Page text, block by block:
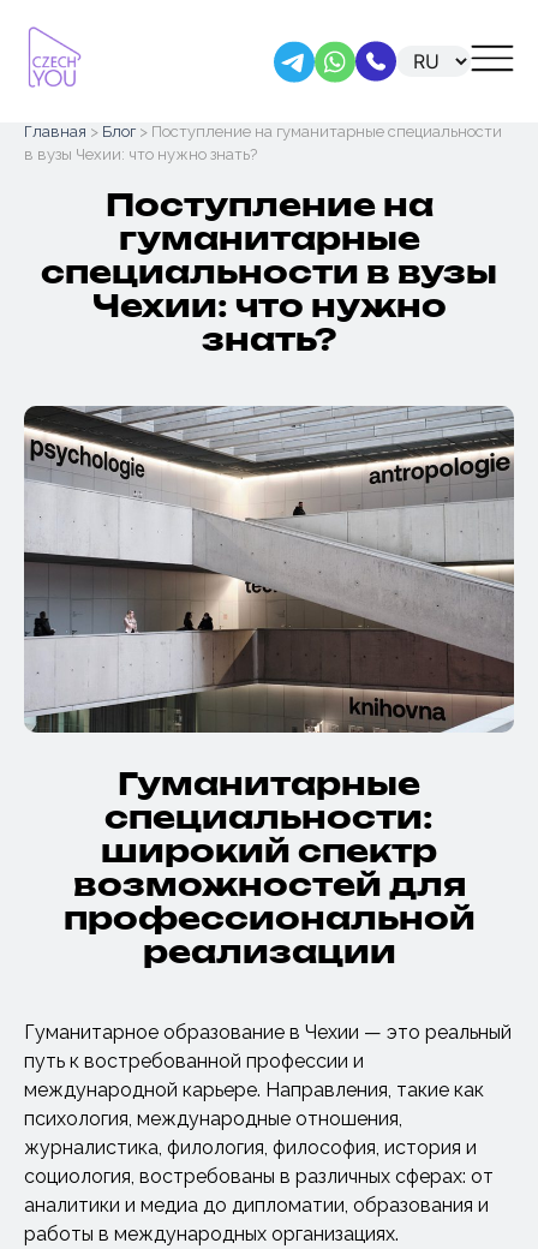
content
Главная > Блог > Поступление на гуманитарные специальности
в вузы Чехии: что нужно знать?
Поступление на
гуманитарные
специальности в вузы
Чехии: что нужно
знать?
Гуманитарные
специальности:
широкий спектр
возможностей для
профессиональной
реализации
Гуманитарное образование в Чехии — это реальный
путь к востребованной профессии и
международной карьере. Направления, такие как
психология, международные отношения,
журналистика, филология, философия, история и
социология, востребованы в различных сферах: от
аналитики и медиа до дипломатии, образования и
работы в международных организациях.